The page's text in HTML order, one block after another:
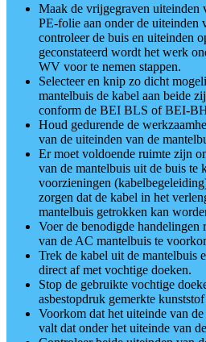
Maak de vrijgegraven uiteinden
PE-folie aan onder de uiteinden
controleer de buis en uiteinden
geconstateerd wordt het werk
WV voor te nemen stappen.
Selecteer en knip zo dicht
mantelbuis de kabel aan beide
conform de BEI BLS of BEI-
Houd gedurende de
van de uiteinden van de
Er moet voldoende ruimte zijn
van de mantelbuis uit de buis te
voorzieningen
zorgen dat de kabel in het
mantelbuis getrokken kan
Voer de benodigde handelingen
van de AC mantelbuis te
Trek de kabel uit de mantelbuis
direct af met vochtige doeken.
Stop de gebruikte vochtige
asbestopdruk gemerkte
Voorkom dat het uiteinde van
valt dat onder het uiteinde van